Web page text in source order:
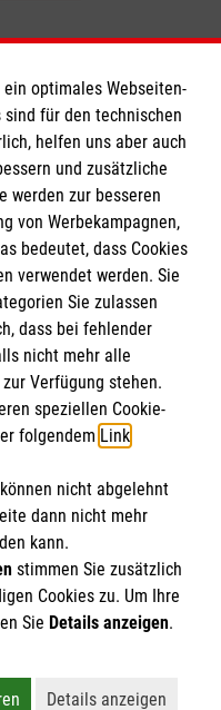
Caritas eG
2270 18
eingetragene
optimales Webseiten-
sind für den technischen
helfen uns aber auch
und zusätzliche
werden zur besseren
von Werbekampagnen,
bedeutet, dass Cookies
verwendet werden. Sie
Sie zulassen
dass bei fehlender
nicht mehr alle
Verfügung stehen.
speziellen Cookie-
folgendem Link.
nicht abgelehnt
dann nicht mehr
kann.
stimmen Sie zusätzlich
Cookies zu. Um Ihre
Sie Details anzeigen.
Details anzeigen